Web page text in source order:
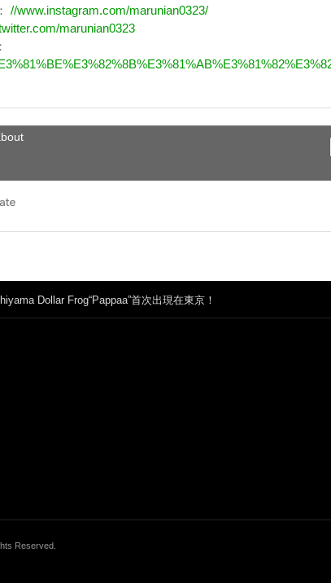
//www.instagram.com/marunian0323/
marunian0323
Dollar Frog“Pappaa”首次出現在東京！
Reserved.